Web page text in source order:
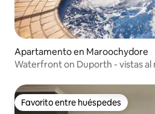
Apartamento en Maroochydore
Waterfront on Duporth - vistas al
Favorito entre huéspedes
Favorito entre huéspedes